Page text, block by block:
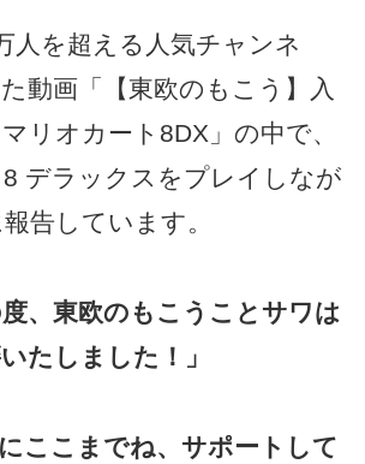
人を超える人気チャンネ
動画「【東欧のもこう】入
リオカート8DX」の中で、
デラックスをプレイしなが
告しています。
、東欧のもこうことサワは
たしました！」
にここまでね、サポートして